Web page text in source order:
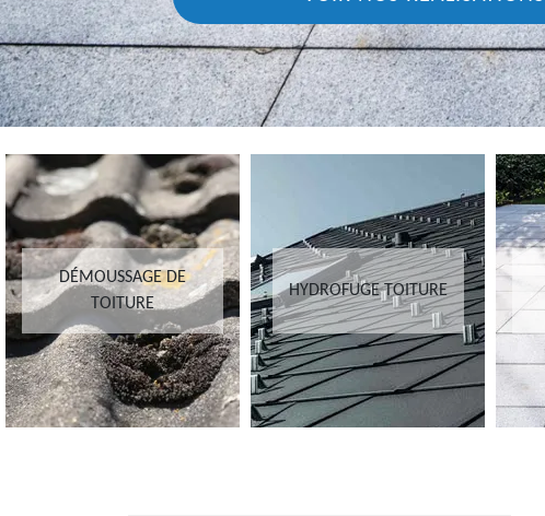
DÉMOUSSAGE DE
TOITURE
HYDROFUGE TOITURE